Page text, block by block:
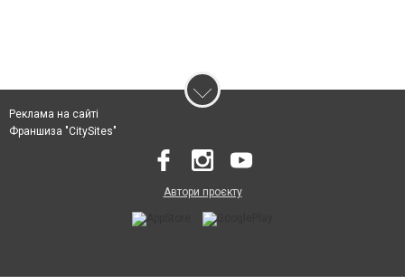
Реклама на сайті
Франшиза "CitySites"
Автори проєкту